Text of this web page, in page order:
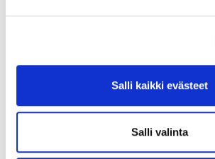
Salli kaikki evästeet
Salli valinta
Heikentynyt kysyntä
suomalaisia
Kauppakamarien